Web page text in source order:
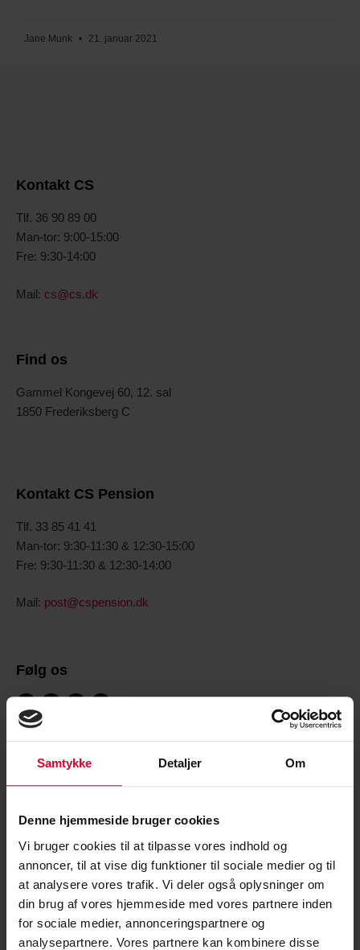
Samtykke Detaljer Om
Denne hjemmeside bruger cookies
Vi bruger cookies til at tilpasse vores indhold og
annoncer, til at vise dig funktioner til sociale medier og til
at analysere vores trafik. Vi deler også oplysninger om
din brug af vores hjemmeside med vores partnere inden
for sociale medier, annonceringspartnere og
analysepartnere. Vores partnere kan kombinere disse
Jane Munk 21. januar 2021
Kontakt CS
Tlf. 36 90 89 00
Man-tor: 9:00-15:00
Fre: 9:30-14:00
Mail: cs@cs.dk
Find os
Gammel Kongevej 60, 12. sal
1850 Frederiksberg C
Kontakt CS Pension
Tlf. 33 85 41 41
Man-tor: 9:30-11:30 & 12:30-15:00
Fre: 9:30-11:30 & 12:30-14:00
Mail: post@cspension.dk
Følg os
Pension
Medlemskab
Arbejdstid